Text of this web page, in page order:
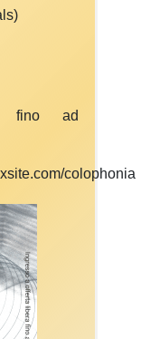
fino ad
colophonia